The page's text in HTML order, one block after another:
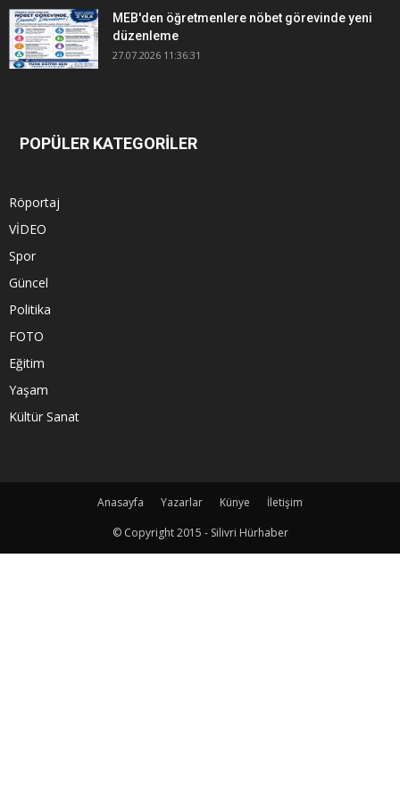
MEB'den öğretmenlere nöbet görevinde yeni
düzenleme
27.07.2026 11:36:31
POPÜLER KATEGORİLER
Röportaj
VİDEO
Spor
Güncel
Politika
FOTO
Eğitim
Yaşam
Kültür Sanat
Anasayfa Yazarlar Künye
İletişim
© Copyright 2015 - Silivri Hürhaber